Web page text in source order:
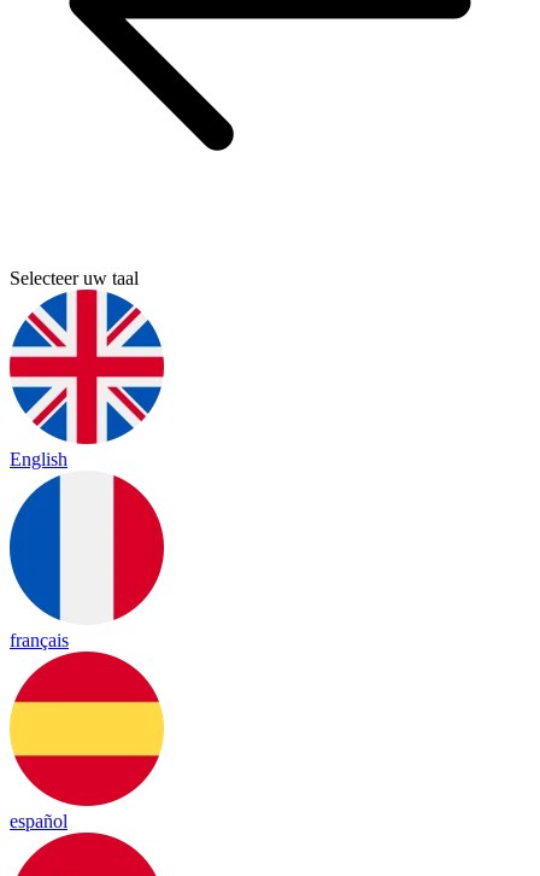
Selecteer uw taal
English
français
español